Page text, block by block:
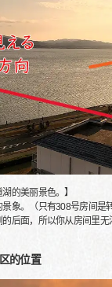
的美丽景色。】
象。（只有308号房间是
后面，所以你从房间里无
的位置